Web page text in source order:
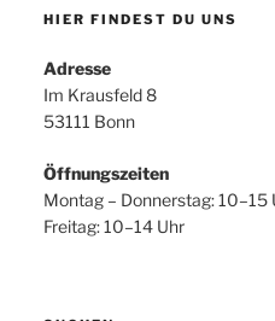
HIER FINDEST DU UNS
Adresse
Im Krausfeld 8
53111 Bonn
Öffnungszeiten
Montag – Donnerstag: 10–15
Freitag: 10–14 Uhr